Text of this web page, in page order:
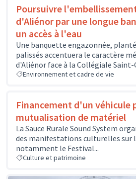
Poursuivre
d'Aliénor par une longue
un accès à l'eau
Une banquette engazonnée,
palissés accentuera le caractère
d'Aliénor face à la Collégiale Saint-
Environnement et cadre de vie
Financement d'un véhicule
mutualisation de matériel
La Sauce Rurale Sound System
des manifestations culturelles sur
notamment le Festival...
Culture et patrimoine